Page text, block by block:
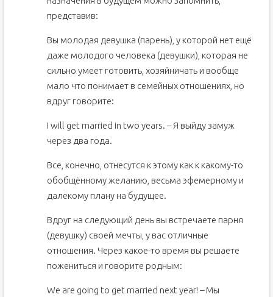
представив:
Вы молодая девушка (парень), у которой нет ещё
даже молодого человека (девушки), которая не
сильно умеет готовить, хозяйничать и вообще
мало что понимает в семейных отношениях, но
вдруг говорите:
I will get married in two years. – Я выйду замуж
через два года.
Все, конечно, отнесутся к этому как к какому-то
обобщённому желанию, весьма эфемерному и
далёкому плану на будущее.
Вдруг на следующий день вы встречаете парня
(девушку) своей мечты, у вас отличные
отношения. Через какое-то время вы решаете
пожениться и говорите родным:
We are going to get married next year! – Мы